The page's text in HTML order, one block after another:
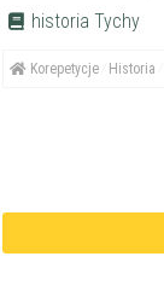
historia Tychy
Korepetycje Historia